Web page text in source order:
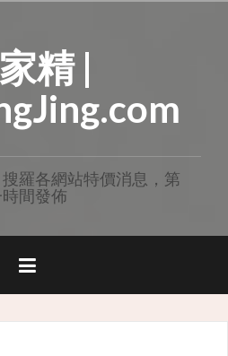
精 |
羅各網站特價消息，第
間發佈